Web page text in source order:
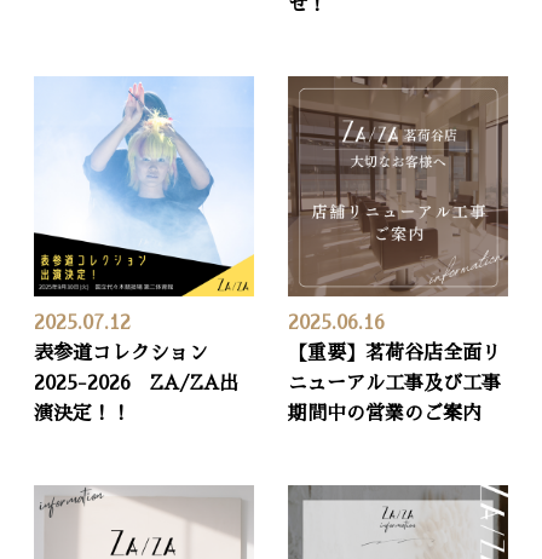
せ！
2025.07.12
表参道コレクション
2025-2026 ZA/ZA出
演決定！！
2025.06.16
【重要】茗荷谷店全面リ
ニューアル工事及び工事
期間中の営業のご案内